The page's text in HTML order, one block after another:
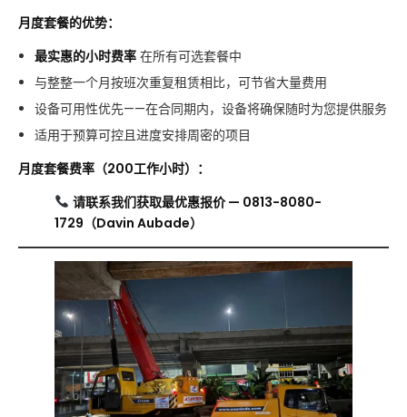
月度套餐的优势：
最实惠的小时费率 在所有可选套餐中
与整整一个月按班次重复租赁相比，可节省大量费用
设备可用性优先——在合同期内，设备将确保随时为您提供服务
适用于预算可控且进度安排周密的项目
月度套餐费率（200工作小时）：
请联系我们获取最优惠报价 — 0813-8080-
1729（Davin Aubade）